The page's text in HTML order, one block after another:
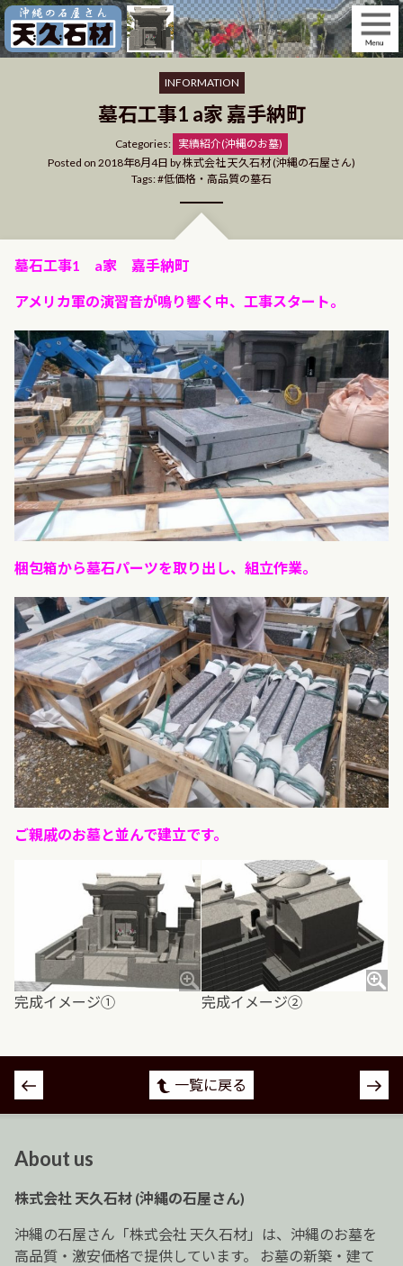
Skip
to
content
INFORMATION
墓石工事1 a家 嘉手納町
Categories: Categories
実績紹介(沖縄のお墓)
Posted on 2018年8月4日 by株式会社 天久石材 (沖縄の石屋さん)
Tags: 低価格・高品質の墓石
墓石工事1 a家 嘉手納町
アメリカ軍の演習音が鳴り響く中、工事スタート。
梱包箱から墓石パーツを取り出し、組立作業。
ご親戚のお墓と並んで建立です。
完成イメージ① 完成イメージ②
投
稿
ゲ
ー
ョ
ン
一覧に戻る
About us
株式会社 天久石材 (沖縄の石屋さん)
沖縄の石屋さん「株式会社 天久石材」は、沖縄のお墓を
高品質・激安価格で提供しています。 お墓の新築・建て